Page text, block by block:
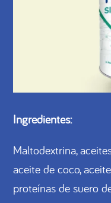
Ingredientes:
Maltodextrina,
aceite de coco,
proteínas de suero